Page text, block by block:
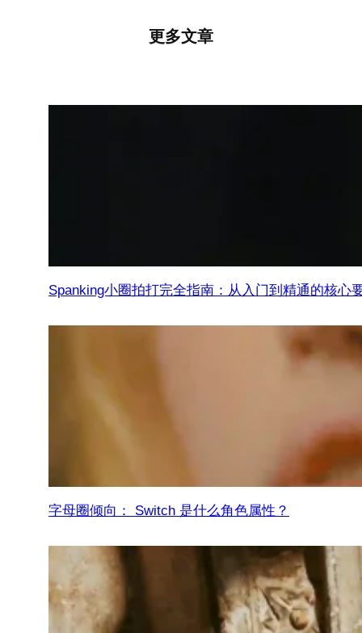
更多文章
Spanking小圈拍打完全指南：从入门到精通的核心
字母圈倾向： Switch 是什么角色属性？